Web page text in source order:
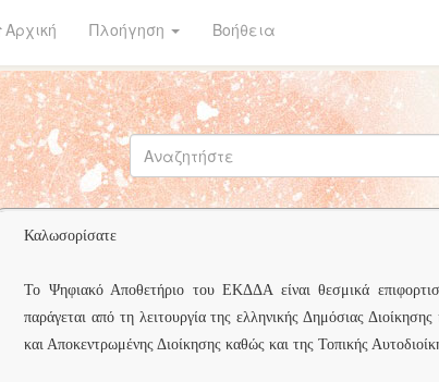
Αρχική Πλοήγηση Βοήθεια
Καλωσορίσατε
Το Ψηφιακό Αποθετήριο του ΕΚΔΔΑ είναι θεσμικά
παράγεται από τη λειτουργία της ελληνικής Δημόσιας
και Αποκεντρωμένης Διοίκησης καθώς και της Τοπικής